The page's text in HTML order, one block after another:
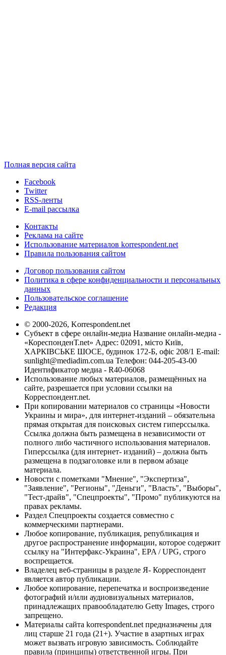
Полная версия сайта
Facebook
Twitter
RSS-ленты
E-mail рассылка
Контакты
Реклама на сайте
Использование материалов korrespondent.net
Правила пользования сайтом
Договор пользования сайтом
Политика в сфере конфиденциальности и персональных
данных
Пользовательское соглашение
Редакция
© 2000-2026, Korrespondent.net
Субъект в сфере онлайн-медиа Название онлайн-медиа -
«КореспонденТ.net» Адрес: 02091, місто Київ,
ХАРКІВСЬКЕ ШОСЕ, будинок 172-Б, офіс 208/1 E-mail:
sunlight@mediadim.com.ua Телефон: 044-205-43-00
Идентификатор медиа - R40-06068
Использование любых материалов, размещённых на
сайте, разрешается при условии ссылки на
Корреспондент.net.
При копировании материалов со страницы «Новости
Украины и мира», для интернет-изданий – обязательна
прямая открытая для поисковых систем гиперссылка.
Ссылка должна быть размещена в независимости от
полного либо частичного использования материалов.
Гиперссылка (для интернет- изданий) – должна быть
размещена в подзаголовке или в первом абзаце
материала.
Новости с пометками "Мнение", "Экспертиза",
"Заявление", "Регионы", "Деньги", "Власть", "Выборы",
"Тест-драйв", "Спецпроекты", "Промо" публикуются на
правах рекламы.
Раздел Спецпроекты создается совместно с
коммерческими партнерами.
Любое копирование, публикация, републикация и
другое распространение информации, которое содержит
ссылку на "Интерфакс-Украина", EPA / UPG, строго
воспрещается.
Владелец веб-страницы в разделе Я- Корреспондент
является автор публикации.
Любое копирование, перепечатка и воспроизведение
фотографий и/или аудиовизуальных материалов,
принадлежащих правообладателю Getty Images, строго
запрещено.
Материалы сайта korrespondent.net предназначены для
лиц старше 21 года (21+). Участие в азартных играх
может вызвать игровую зависимость. Соблюдайте
правила (принципы) ответственной игры. При